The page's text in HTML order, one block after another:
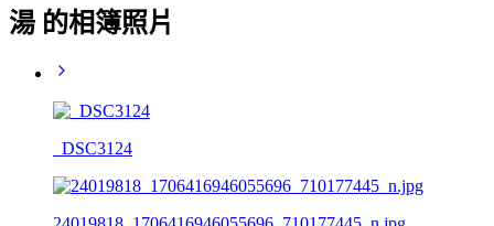
湯 的相簿照片
_DSC3124